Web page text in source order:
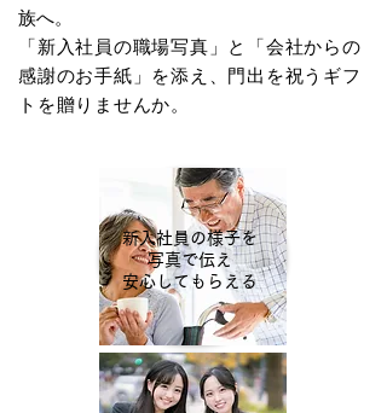
族へ。
「新入社員の職場写真」と「会社からの
感謝のお手紙」を添え、門出を祝うギフ
トを贈りませんか。
新入社員の様子を
写真で伝え
安心してもらえる